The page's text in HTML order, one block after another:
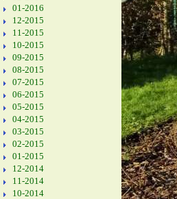
01-2016
12-2015
11-2015
10-2015
09-2015
08-2015
07-2015
06-2015
05-2015
04-2015
03-2015
02-2015
01-2015
12-2014
11-2014
10-2014